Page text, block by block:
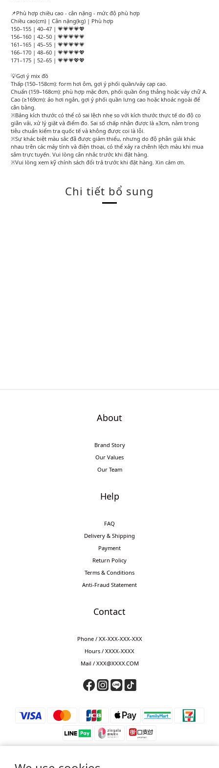
📌Phù hợp chiều cao - cân nặng - mức độ phù hợp
Chiều cao(cm) | Cân nặng(kg) | Phù hợp
150–155 | 40–47 | 💗💗💗💗💖
156–160 | 42–50 | 💗💗💗💗💗
161–165 | 45–55 | 💗💗💗💗💗
166–170 | 48–60 | 💗💗💗💗💖
171–175 | 52–65 | 💗💗💗💖💖
💡Gợi ý mix đồ
Thấp (150–158cm): form hơi ôm, gợi ý phối quần/váy cạp cao.
Chuẩn (159–168cm): phù hợp mặc đơn, phối quần ống thẳng hoặc váy chữ A.
Cao (≥169cm): áo hơi ngắn, gợi ý phối quần lưng cao hoặc khoác ngoài để
cân bằng.
※Bảng kích thước có thể có sai lệch nhẹ so với kích thước thực tế do độ co
giãn vải, xử lý giặt và điểm đo. Sai số chấp nhận được là ±3cm, nằm trong
tiêu chuẩn kiểm tra quốc tế và không được coi là lỗi.
※Sự khác biệt màu sắc đã được giảm thiểu, nhưng do độ phân giải khác
nhau trên các máy tính và điện thoại, có thể xảy ra chênh lệch màu khi mua
sắm trực tuyến. Vui lòng cân nhắc trước khi đặt hàng.
※Vui lòng xem kỹ chính sách đổi trả trước khi đặt hàng. Xin cảm ơn.
Chi tiết bổ sung
About
Brand Story
Our Values
Our Team
Help
FAQ
Delivery & Shipping
Payment
Return Policy
Terms & Conditions
Anti-Fraud Statement
Contact
Phone / XX-XXX-XXX-XXX
Hours / XXXX-XXXX
Mail / XXX@XXXX.COM